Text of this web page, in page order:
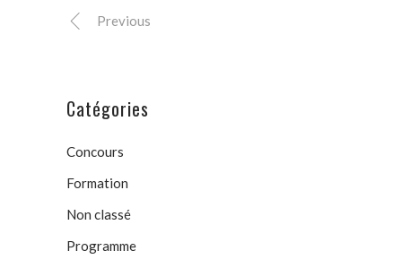
Previous
Catégories
Concours
Formation
Non classé
Programme